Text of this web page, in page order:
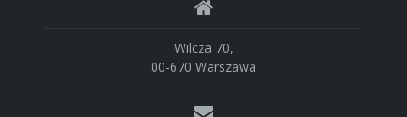
Wilcza 70,
00-670 Warszawa